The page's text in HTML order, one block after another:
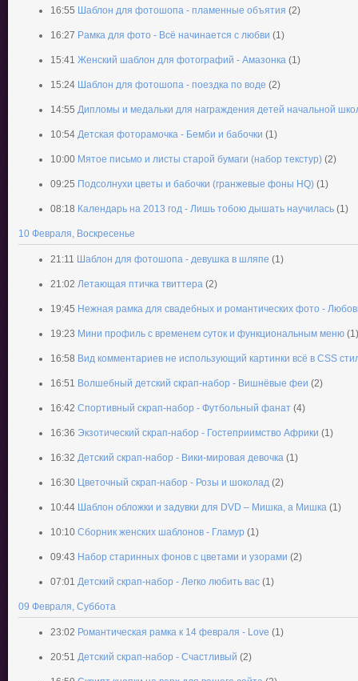
16:55 Шаблон для фотошопа - пламенные объятия (2)
16:27 Рамка для фото - Всё начинается с любви (1)
15:41 Женский шаблон для фотографий - Амазонка (1)
15:24 Шаблон для фотошопа - поездка по воде (2)
14:55 Дипломы и медальки для награждения детей начальной
10:54 Детская фоторамочка - Бемби и бабочки (1)
10:00 Мятое письмо и листы старой бумаги (набор текстур) (2)
09:25 Подсолнухи цветы и бабочки (гранжевые фоны HQ) (1)
08:18 Календарь на 2013 год - Лишь тобою дышать научилась (1)
10 Февраля, Воскресенье
21:11 Шаблон для фотошопа - девушка в шляпе (1)
21:02 Летающая птичка твиттера (2)
19:45 Нежная рамка для свадебных и романтических фото -
19:23 Мини профиль с временем суток и функциональным меню (1)
16:58 Вид комментариев не использующий картинки всё в CSS
16:51 Волшебный детский скрап-набор - Вишнёвые феи (2)
16:42 Спортивный скрап-набор - Футбольный фанат (4)
16:36 Экзотический скрап-набор - Гостеприимство Африки (1)
16:32 Детский скрап-набор - Вики-мировая девочка (1)
16:30 Цветочный скрап-набор - Розы и шоколад (2)
10:44 Шаблон обложки и задувки для DVD – Мишка, а Мишка (1)
10:10 Сборник женских шаблонов - Гламур (1)
09:43 Набор старинных фонов с цветами и узорами (2)
07:01 Детский скрап-набор - Легко любить вас (1)
09 Февраля, Суббота
23:02 Романтическая рамка к 14 февраля - Love (1)
20:51 Детский скрап-набор - Счастливый (2)